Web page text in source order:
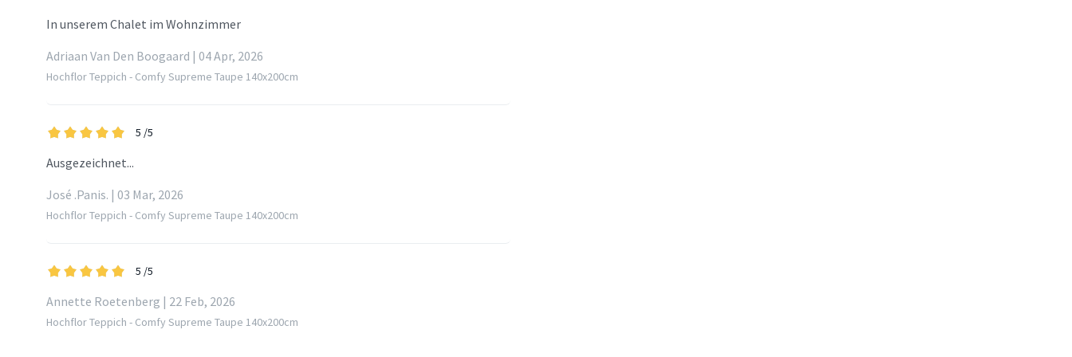
In unserem Chalet im Wohnzimmer
Adriaan Van Den Boogaard | 04 Apr, 2026
Hochflor Teppich - Comfy Supreme Taupe 140x200cm
5 /5
Ausgezeichnet...
José .Panis. | 03 Mar, 2026
Hochflor Teppich - Comfy Supreme Taupe 140x200cm
5 /5
Annette Roetenberg | 22 Feb, 2026
Hochflor Teppich - Comfy Supreme Taupe 140x200cm